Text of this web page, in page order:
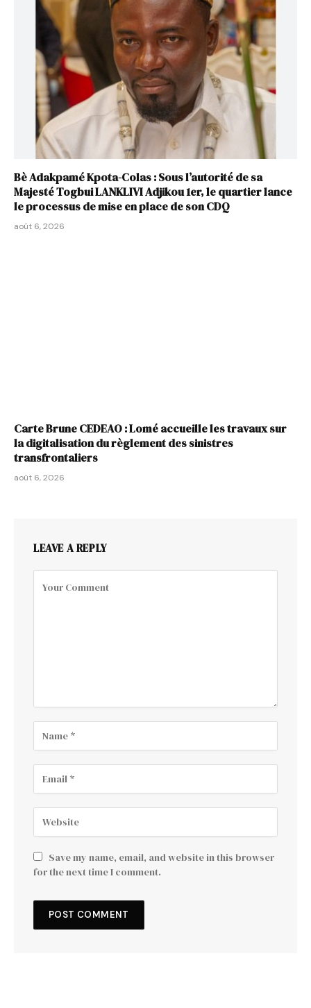
Bè Adakpamé Kpota-Colas : Sous l’autorité de sa
Majesté Togbui LANKLIVI Adjikou 1er, le quartier lance
le processus de mise en place de son CDQ
août 6, 2026
Carte Brune CEDEAO : Lomé accueille les travaux sur
la digitalisation du règlement des sinistres
transfrontaliers
août 6, 2026
LEAVE A REPLY
Save my name, email, and website in this browser
for the next time I comment.